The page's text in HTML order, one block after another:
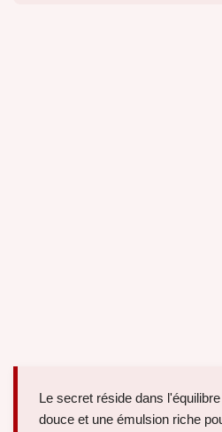
Le secret réside dans
douce et une émulsion riche